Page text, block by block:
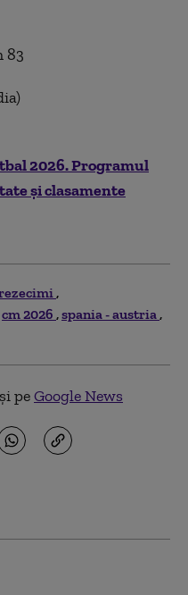
83
2026. Programul
și clasamente
cm 2026 spania - austria
peGoogle News